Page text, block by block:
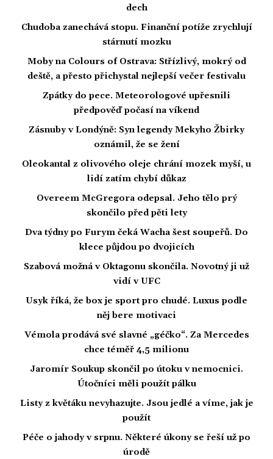
dech
Chudoba zanechává stopu. Finanční potíže zrychlují
stárnutí mozku
Moby na Colours of Ostrava: Střízlivý, mokrý od
deště, a přesto přichystal nejlepší večer festivalu
Zpátky do pece. Meteorologové upřesnili
předpověď počasí na víkend
Zásnuby v Londýně: Syn legendy Mekyho Žbirky
oznámil, že se žení
Oleokantal z olivového oleje chrání mozek myší, u
lidí zatím chybí důkaz
Overeem McGregora odepsal. Jeho tělo prý
skončilo před pěti lety
Dva týdny po Furym čeká Wacha šest soupeřů. Do
klece půjdou po dvojicích
Szabová možná v Oktagonu skončila. Novotný ji už
vidí v UFC
Usyk říká, že box je sport pro chudé. Luxus podle
něj bere motivaci
Vémola prodává své slavné „géčko“. Za Mercedes
chce téměř 4,5 milionu
Jaromír Soukup skončil po útoku v nemocnici.
Útočníci měli použít pálku
Listy z květáku nevyhazujte. Jsou jedlé a víme, jak je
použít
Péče o jahody v srpnu. Některé úkony se řeší už po
úrodě